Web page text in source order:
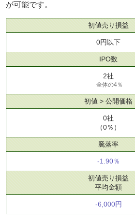
が可能です。
初値売り損益
0円以下
IPO数
2社
全体の4％
初値 > 公開価格
0社
（0％）
騰落率
-1.90％
初値売り損益
平均金額
-6,000円